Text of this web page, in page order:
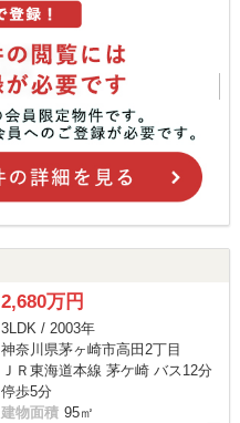
2,680万円
3LDK / 2003年
神奈川県茅ヶ崎市高田2丁目
ＪＲ東海道本線 茅ケ崎 バス12分
停歩5分
建物面積 95㎡